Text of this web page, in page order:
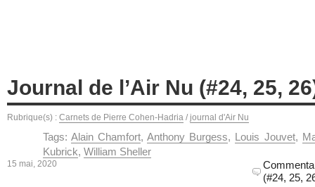
Journal de l’Air Nu (#24, 25,
Rubrique(s) : Carnets de Pierre Cohen-Hadria / journal d'Air Nu
Tags:Alain Chamfort,Anthony Burgess, Louis Jouvet,
Kubrick, William Sheller
15 mai, 2020
(#24, 25,